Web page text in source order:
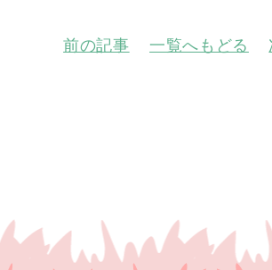
前の記事 一覧へもどる